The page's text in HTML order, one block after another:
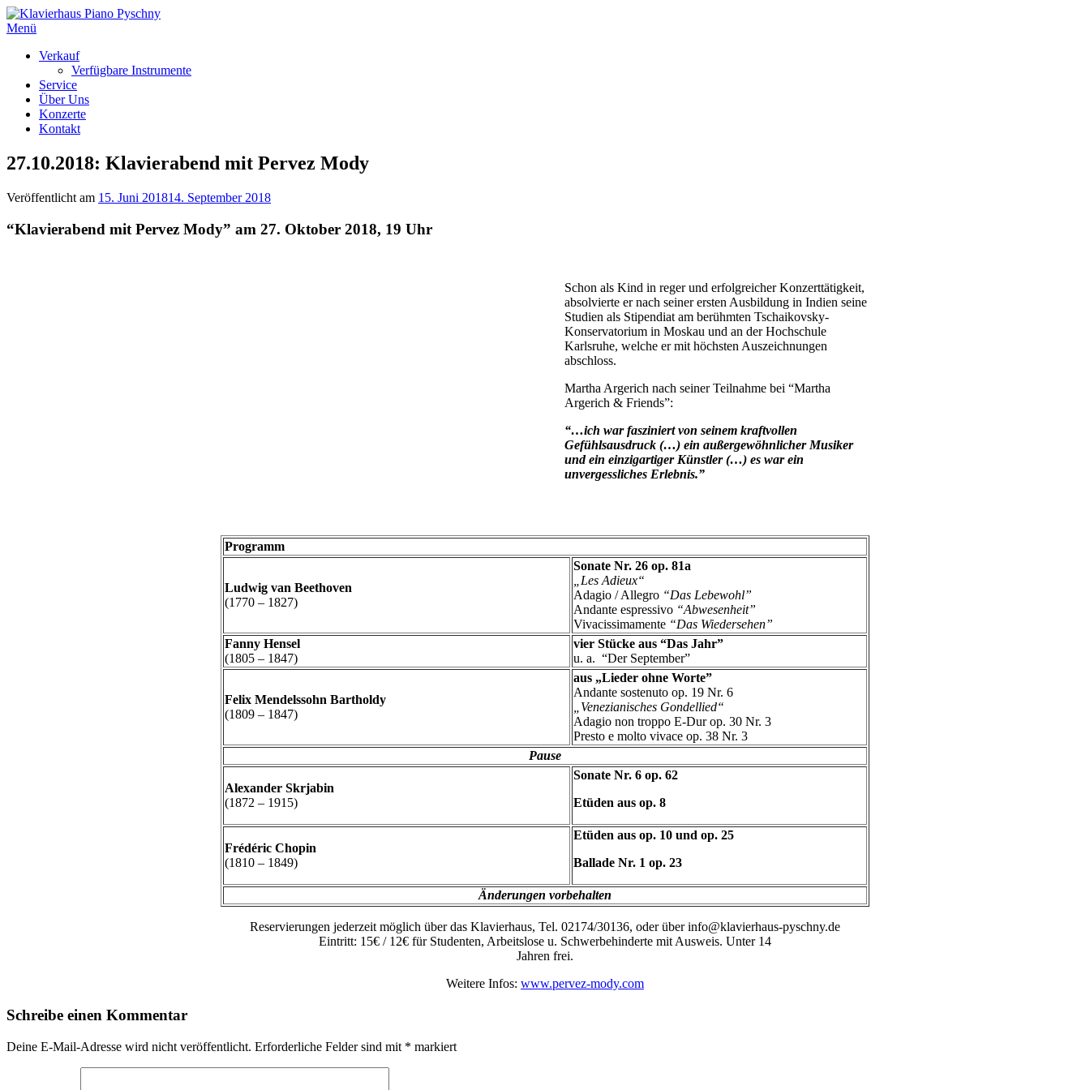
Direkt
zum
Menü
Verkauf
Verfügbare Instrumente
Service
Über Uns
Konzerte
Kontakt
27.10.2018: Klavierabend mit Pervez Mody
Veröffentlicht am 15. Juni 201814. September 2018
“Klavierabend mit Pervez Mody” am 27. Oktober 2018, 19 Uhr
Schon als Kind in reger und erfolgreicher Konzerttätigkeit,
absolvierte er nach seiner ersten Ausbildung in Indien seine
Studien als Stipendiat am berühmten Tschaikovsky-
Konservatorium in Moskau und an der Hochschule
Karlsruhe, welche er mit höchsten Auszeichnungen
abschloss.
Martha Argerich nach seiner Teilnahme bei “Martha
Argerich & Friends”:
“…ich war fasziniert von seinem kraftvollen
Gefühlsausdruck (…) ein außergewöhnlicher Musiker
und ein einzigartiger Künstler (…) es war ein
unvergessliches Erlebnis.”
Programm
Ludwig van Beethoven
(1770 – 1827)
Sonate Nr. 26 op. 81a
„Les Adieux“
Adagio / Allegro “Das Lebewohl”
Andante espressivo “Abwesenheit”
Vivacissimamente “Das Wiedersehen”
Fanny Hensel
(1805 – 1847)
vier Stücke aus “Das Jahr”
u. a. “Der September”
Felix Mendelssohn Bartholdy
(1809 – 1847)
aus „Lieder ohne Worte”
Andante sostenuto op. 19 Nr. 6
„Venezianisches Gondellied“
Adagio non troppo E-Dur op. 30 Nr. 3
Presto e molto vivace op. 38 Nr. 3
Pause
Alexander Skrjabin
(1872 – 1915)
Sonate Nr. 6 op. 62
Etüden aus op. 8
Frédéric Chopin
(1810 – 1849)
Etüden aus op. 10 und op. 25
Ballade Nr. 1 op. 23
Änderungen vorbehalten
Reservierungen jederzeit möglich über das Klavierhaus, Tel. 02174/30136, oder über info@klavierhaus-pyschny.de
Eintritt: 15€ / 12€ für Studenten, Arbeitslose u. Schwerbehinderte mit Ausweis. Unter 14
Jahren frei.
Weitere Infos: www.pervez-mody.com
Schreibe einen Kommentar
Deine E-Mail-Adresse wird nicht veröffentlicht. Erforderliche Felder sind mit * markiert